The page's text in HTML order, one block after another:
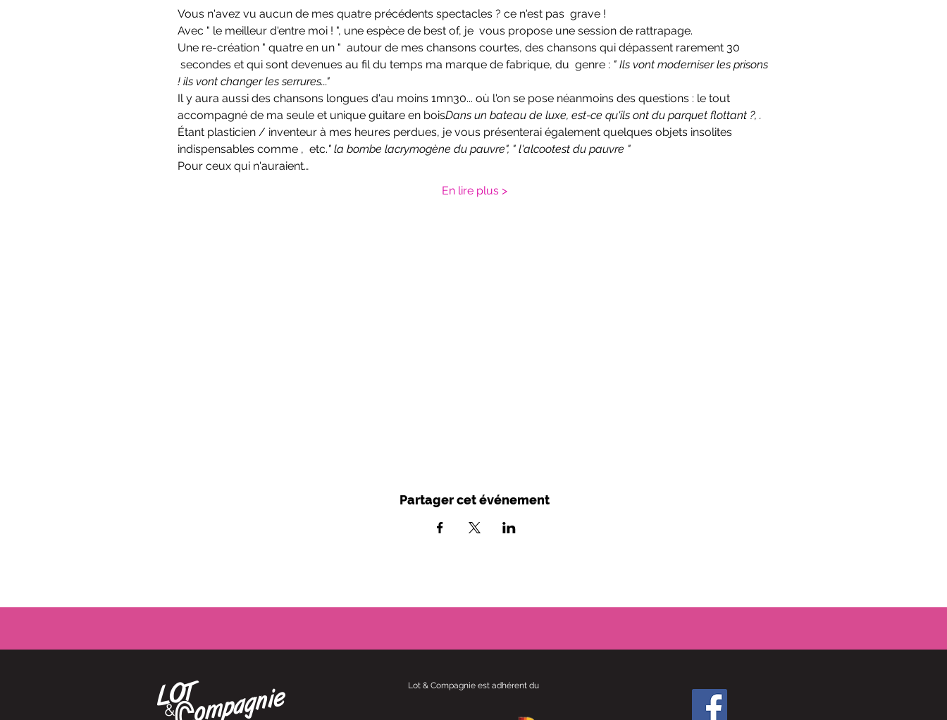
Vous n'avez vu aucun de mes quatre précédents spectacles ? ce n'est pas  grave !
Avec " le meilleur d'entre moi ! ", une espèce de best of, je  vous propose une session de rattrapage.
Une re-création " quatre en un "  autour de mes chansons courtes, des chansons qui dépassent rarement 30
secondes et qui sont devenues au fil du temps ma marque de fabrique, du  genre : " Ils vont moderniser les prisons
! ils vont changer les serrures..."
Il y aura aussi des chansons longues d'au moins 1mn30... où l'on se pose néanmoins des questions : le tout
accompagné de ma seule et unique guitare en boisDans un bateau de luxe, est-ce qu'ils ont du parquet flottant ?, .
Étant plasticien / inventeur à mes heures perdues, je vous présenterai également quelques objets insolites
indispensables comme ,  etc." la bombe lacrymogène du pauvre", " l'alcootest du pauvre "
Pour ceux qui n'auraient…
En lire plus >
Partager cet événement
Lot & Compagnie est adhérent du